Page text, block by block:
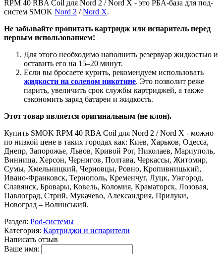
RPM 40 RBA Coil для Nord 2 / Nord X - это РБА-база для под-
систем SMOK Nord 2 /Nord X.
Не забывайте пропитать картридж или испаритель перед
первым использованием!
Для этого необходимо наполнить резервуар жидкостью и
оставить его на 15–20 минут.
Если вы бросаете курить, рекомендуем использовать
жидкости на солевом никотине. Это позволит реже
парить, увеличить срок службы картриджей, а также
сэкономить заряд батареи и жидкость.
Этот товар является оригинальным (не клон).
Купить SMOK RPM 40 RBA Coil для Nord 2 / Nord X - можно
по низкой цене в таких городах как: Киев, Харьков, Одесса,
Днепр, Запорожье, Львов, Кривой Рог, Николаев, Мариуполь,
Винница, Херсон, Чернигов, Полтава, Черкассы, Житомир,
Сумы, Хмельницкий, Черновцы, Ровно, Кропивницький,
Ивано-Франковск, Тернополь, Кременчуг, Луцк, Ужгород,
Славянск, Бровары, Ковель, Коломия, Краматорск, Лозовая,
Павлоград, Стрий, Мукачево, Александрия, Прилуки,
Новоград – Волинський.
Раздел: Pod-системы
Категория: Картриджи и испарители
Написать отзыв
Ваше имя: